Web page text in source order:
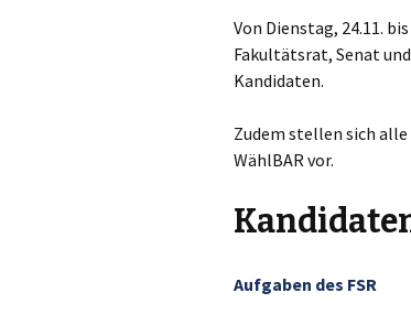
Von Dienstag, 24.11.
Fakultätsrat, Senat
Kandidaten.
Zudem stellen sich
WählBAR vor.
Aufgaben des FSR